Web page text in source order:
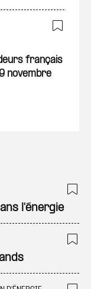
français
novembre
l'énergie